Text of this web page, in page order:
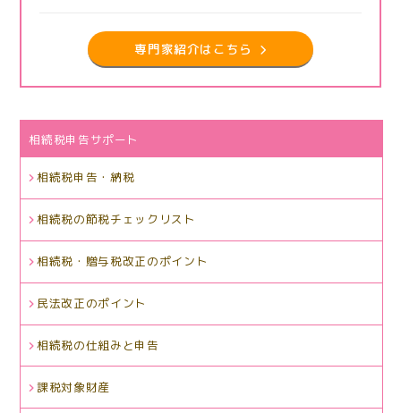
専門家紹介はこちら
相続税申告サポート
相続税申告・納税
相続税の節税チェックリスト
相続税・贈与税改正のポイント
民法改正のポイント
相続税の仕組みと申告
課税対象財産